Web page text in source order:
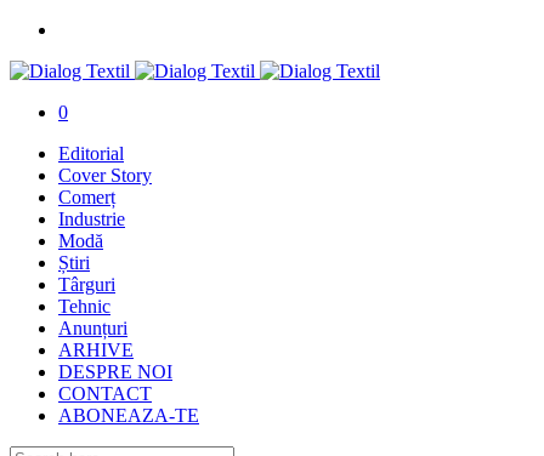
0
Editorial
Cover Story
Comerț
Industrie
Modă
Știri
Târguri
Tehnic
Anunțuri
ARHIVE
DESPRE NOI
CONTACT
ABONEAZA-TE